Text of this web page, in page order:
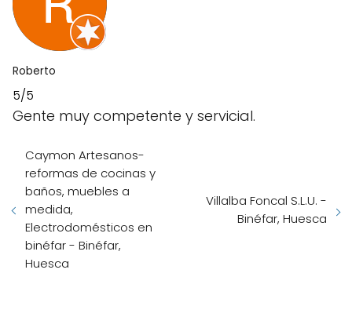
Roberto
5/5
Gente muy competente y servicial.
Caymon Artesanos-
reformas de cocinas y
baños, muebles a
medida,
Electrodomésticos en
binéfar - Binéfar,
Huesca
Villalba Foncal S.L.U. -
Binéfar, Huesca